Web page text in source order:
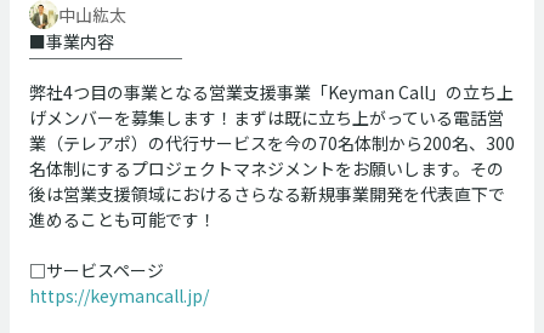
中山紘太
■事業内容
￣￣￣￣￣￣￣￣￣
弊社4つ目の事業となる営業支援事業「Keyman Call」の立ち上
げメンバーを募集します！まずは既に立ち上がっている電話営
業（テレアポ）の代行サービスを今の70名体制から200名、300
名体制にするプロジェクトマネジメントをお願いします。その
後は営業支援領域におけるさらなる新規事業開発を代表直下で
進めることも可能です！
□サービスページ
https://keymancall.jp/